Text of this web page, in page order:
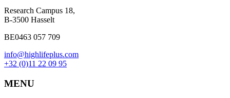
Research Campus 18,
B-3500 Hasselt
BE0463 057 709
info@highlifeplus.com
+32 (0)11 22 09 95
MENU